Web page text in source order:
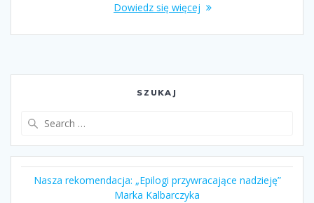
Dowiedz się więcej
SZUKAJ
Nasza rekomendacja: „Epilogi przywracające nadzieję”
Marka Kalbarczyka